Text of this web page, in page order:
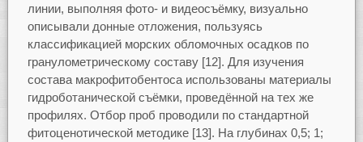
линии, выполняя фото- и видеосъёмку, визуально
описывали донные отложения, пользуясь
классификацией морских обломочных осадков по
гранулометрическому составу [12]. Для изучения
состава макрофитобентоса использованы материалы
гидроботанической съёмки, проведённой на тех же
профилях. Отбор проб проводили по стандартной
фитоценотической методике [13]. На глубинах 0,5; 1;